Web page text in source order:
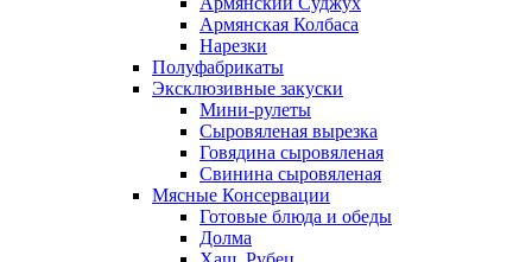
Армянская Колбаса
Нарезки
Полуфабрикаты
Эксклюзивные закуски
Мини-рулеты
Сыровяленая вырезка
Говядина сыровяленая
Свинина сыровяленая
Мясные Консервации
Готовые блюда и обеды
Долма